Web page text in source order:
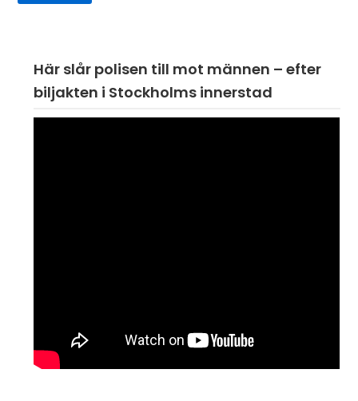
Här slår polisen till mot männen – efter
biljakten i Stockholms innerstad